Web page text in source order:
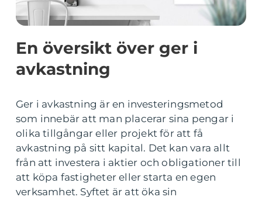
En översikt över ger i
avkastning
Ger i avkastning är en investeringsmetod
som innebär att man placerar sina pengar i
olika tillgångar eller projekt för att få
avkastning på sitt kapital. Det kan vara allt
från att investera i aktier och obligationer till
att köpa fastigheter eller starta en egen
verksamhet. Syftet är att öka sin